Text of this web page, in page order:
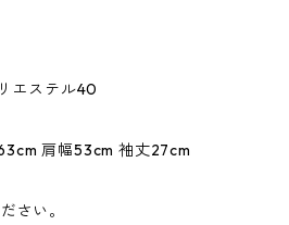
エステル40
肩幅53cm 袖丈27cm
さい。